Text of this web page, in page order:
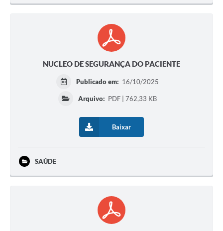
NUCLEO DE SEGURANÇA DO PACIENTE
Publicado em: 16/10/2025
Arquivo: PDF | 762,33 KB
Baixar
SAÚDE